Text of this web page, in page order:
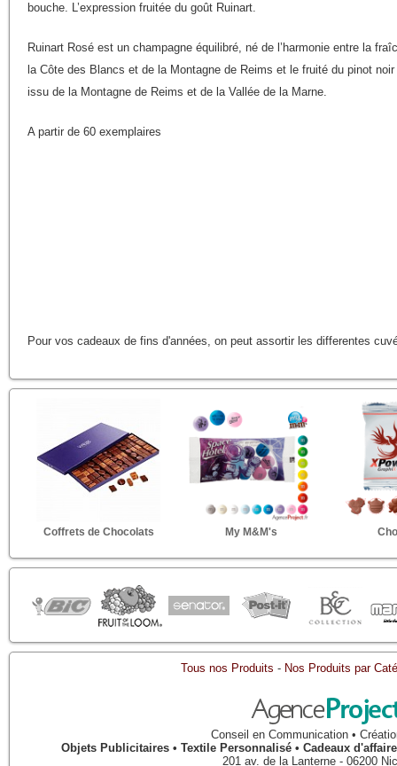
bouche. L’expression fruitée du goût Ruinart.
Ruinart Rosé est un champagne équilibré, né de l’harmonie entre la
la Côte des Blancs et de la Montagne de Reims et le fruité du pinot
issu de la Montagne de Reims et de la Vallée de la Marne.
A partir de 60 exemplaires
Pour vos cadeaux de fins d'années, on peut assortir les differentes
Coffrets de Chocolats My M&M's
Tous nos Produits - Nos Produits par
Conseil en Communication •
Objets Publicitaires • Textile Personnalisé • Cadeaux
201 av. de la Lanterne - 06200